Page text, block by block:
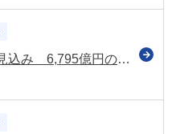
令和7年度協会けんぽの決算見込み 6,795億円の黒字の見込み